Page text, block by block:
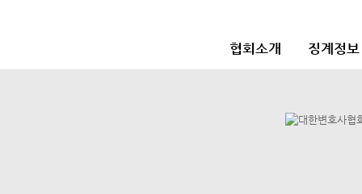
협회소개 징계정